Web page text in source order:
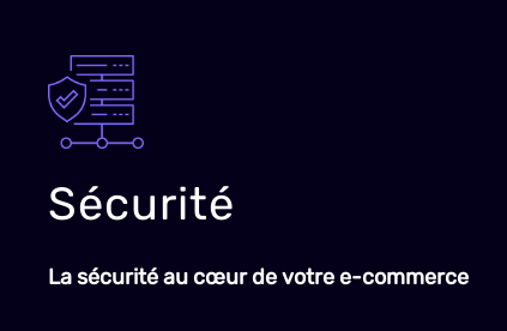
Sécurité
La sécurité au cœur de votre e-commerce